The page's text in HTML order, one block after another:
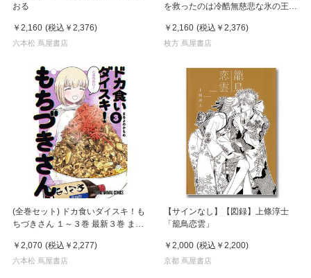
おる
￥2,160 (税込 ￥2,376)
六本松 蔦屋書店
を救ったのは冷酷無慈悲な氷の王子
新品
￥2,160 (税込 ￥2,376)
枚方 蔦屋書店
(全巻セット) ドカ食いダイスキ！も
ちづきさん １～３巻 最新３巻 まる
￥2,070 (税込 ￥2,277)
六本松 蔦屋書店
【サインなし】【図録】上條淳士
「籠鳥恋雲」
￥2,000 (税込 ￥2,200)
京都 蔦屋書店